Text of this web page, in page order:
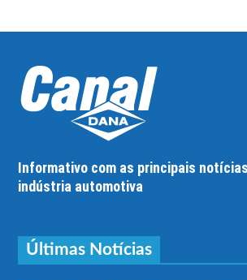
Informativo com as principais
indústria automotiva
Últimas Notícias